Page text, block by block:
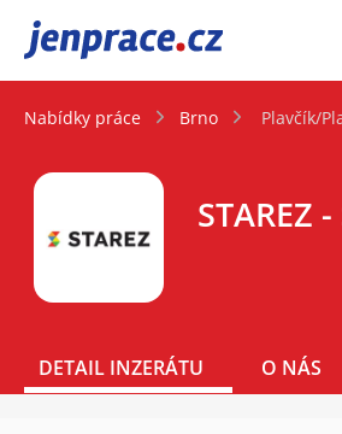
JenPráce.cz
Nabídky práce Brno Plavčík/
STAREZ
DETAIL INZERÁTU O NÁS